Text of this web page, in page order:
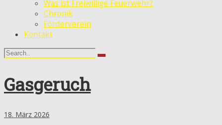
Was ist Freiwillige Feuerwehr?
Chronik
Förderverein
Kontakt
Gasgeruch
18. März 2026